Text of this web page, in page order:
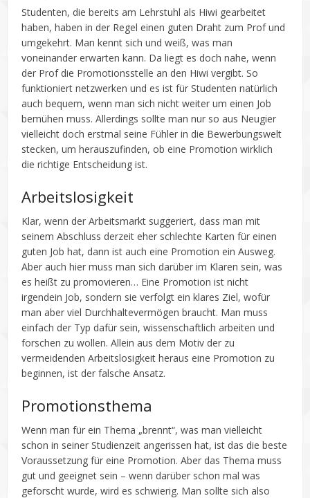
Studenten, die bereits am Lehrstuhl als Hiwi gearbeitet
haben, haben in der Regel einen guten Draht zum Prof und
umgekehrt. Man kennt sich und weiß, was man
voneinander erwarten kann. Da liegt es doch nahe, wenn
der Prof die Promotionsstelle an den Hiwi vergibt. So
funktioniert netzwerken und es ist für Studenten natürlich
auch bequem, wenn man sich nicht weiter um einen Job
bemühen muss. Allerdings sollte man nur so aus Neugier
vielleicht doch erstmal seine Fühler in die Bewerbungswelt
stecken, um herauszufinden, ob eine Promotion wirklich
die richtige Entscheidung ist.
Arbeitslosigkeit
Klar, wenn der Arbeitsmarkt suggeriert, dass man mit
seinem Abschluss derzeit eher schlechte Karten für einen
guten Job hat, dann ist auch eine Promotion ein Ausweg.
Aber auch hier muss man sich darüber im Klaren sein, was
es heißt zu promovieren… Eine Promotion ist nicht
irgendein Job, sondern sie verfolgt ein klares Ziel, wofür
man aber viel Durchhaltevermögen braucht. Man muss
einfach der Typ dafür sein, wissenschaftlich arbeiten und
forschen zu wollen. Allein aus dem Motiv der zu
vermeidenden Arbeitslosigkeit heraus eine Promotion zu
beginnen, ist der falsche Ansatz.
Promotionsthema
Wenn man für ein Thema „brennt“, was man vielleicht
schon in seiner Studienzeit angerissen hat, ist das die beste
Voraussetzung für eine Promotion. Aber das Thema muss
gut und geeignet sein – wenn darüber schon mal was
geforscht wurde, wird es schwierig. Man sollte sich also